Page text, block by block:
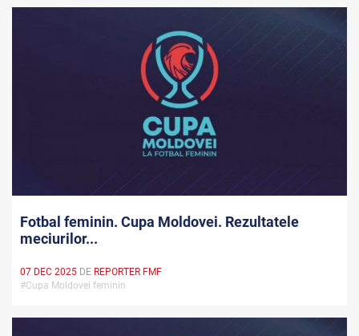
Fotbal feminin. Cupa Moldovei. Rezultatele
meciurilor...
07 DEC 2025 DE REPORTER FMF
#Cupa Moldovei feminin